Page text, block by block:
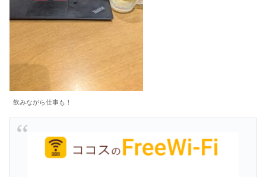
飲みながら仕事も！